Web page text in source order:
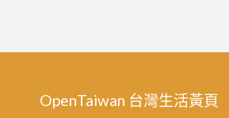
OpenTaiwan 台灣生活黃頁